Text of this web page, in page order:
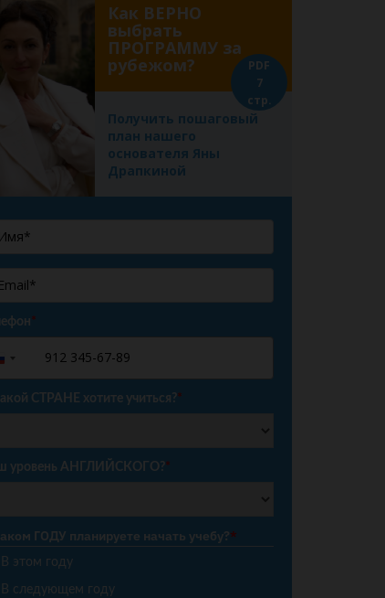
Как ВЕРНО
выбрать
ПРОГРАММУ за
рубежом?
Получить пошаговый
план нашего
основателя Яны
Драпкиной
PDF
7
стр.
*
СТРАНЕ хотите учиться?*
уровень АНГЛИЙСКОГО?*
ГОДУ планируете начать учебу?*
В этом году
В следующем году